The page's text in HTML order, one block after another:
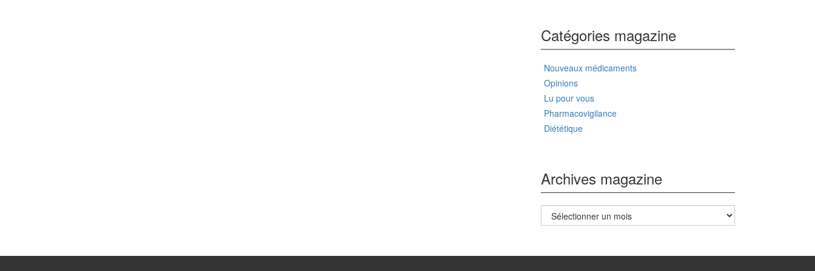
Catégories magazine
Nouveaux médicaments
Opinions
Lu pour vous
Pharmacovigilance
Diététique
Archives magazine
Archives
magazine